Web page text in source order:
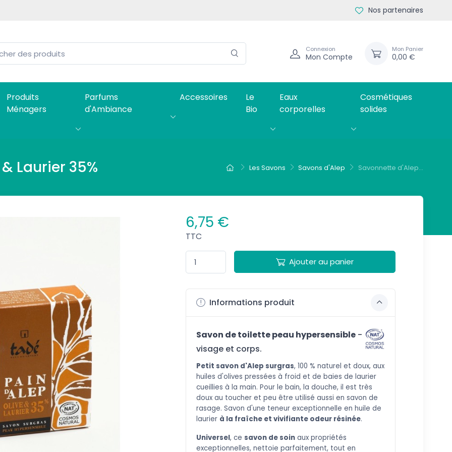
Nos partenaires
Connexion
Mon Compte
Mon Panier
0,00 €
Produits
Ménagers
Parfums
d'Ambiance
Accessoires
Le
Bio
Eaux
corporelles
Cosmétiques
solides
Les Savons Savons d'Alep Savonnette d'Alep...
Laurier 35%
6,75 €
TTC
Ajouter au panier
Informations produit
Savon de toilette peau hypersensible-
visage et corps.
Petit savon d'Alep surgras, 100 % naturel et doux, aux
huiles d'olives pressées à froid et de baies de laurier
cueillies à la main. Pour le bain, la douche, il est très
doux au toucher et peu être utilisé aussi en savon de
rasage. Savon d'une teneur exceptionnelle en huile de
laurier à la fraîche et vivifiante odeur résinée.
Universel, ce savon de soinaux propriétés
exceptionnelles, nettoie parfaitement, tout en